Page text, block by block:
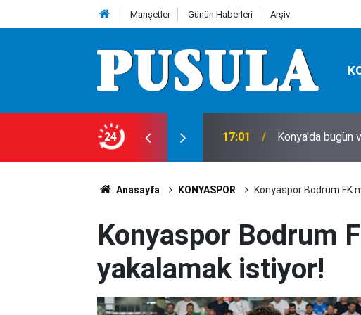
Manşetler Günün Haberleri Arşiv
24
Define bulmak için evin altında metrelerce
17:01 Konya'da
Anasayfa KONYASPOR Konyaspor Bodrum FK
Konyaspor Bodrum
yakalamak istiyor!